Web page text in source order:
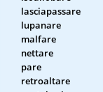
lasciapassare
lupanare
malfare
nettare
pare
retroaltare